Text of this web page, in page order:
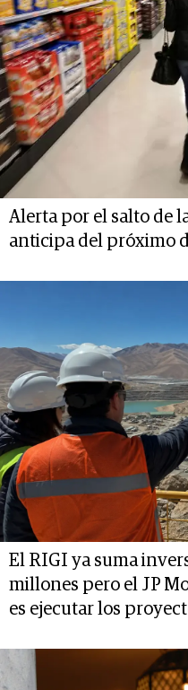
Alerta por el salto de
anticipa del próximo
El RIGI ya suma
millones pero el JP
es ejecutar los